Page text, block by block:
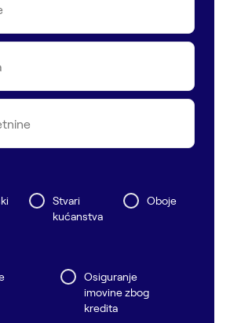
Stvari
kućanstva
Oboje
Osiguranje
imovine zbog
kredita